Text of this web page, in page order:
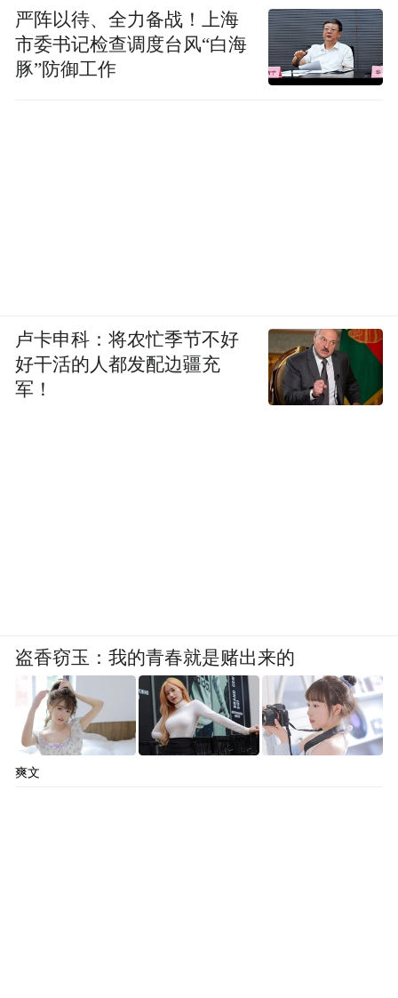
严阵以待、全力备战！上海
市委书记检查调度台风“白海
豚”防御工作
卢卡申科：将农忙季节不好
好干活的人都发配边疆充
军！
盗香窃玉：我的青春就是赌出来的
爽文